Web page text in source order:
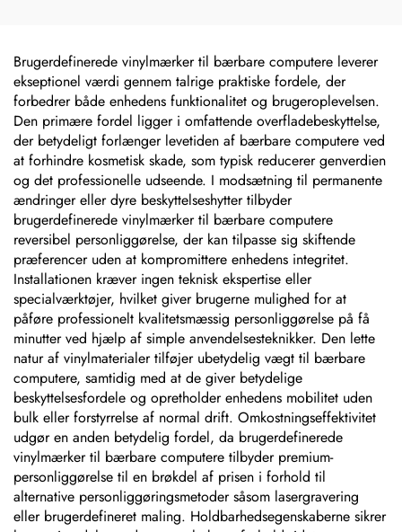
sticker
Brugerdefinerede vinylmærker til bærbare computere leverer
ekseptionel værdi gennem talrige praktiske fordele, der
forbedrer både enhedens funktionalitet og brugeroplevelsen.
Den primære fordel ligger i omfattende overfladebeskyttelse,
der betydeligt forlænger levetiden af bærbare computere ved
at forhindre kosmetisk skade, som typisk reducerer genverdien
og det professionelle udseende. I modsætning til permanente
ændringer eller dyre beskyttelseshytter tilbyder
brugerdefinerede vinylmærker til bærbare computere
reversibel personliggørelse, der kan tilpasse sig skiftende
præferencer uden at kompromittere enhedens integritet.
Installationen kræver ingen teknisk ekspertise eller
specialværktøjer, hvilket giver brugerne mulighed for at
påføre professionelt kvalitetsmæssig personliggørelse på få
minutter ved hjælp af simple anvendelsesteknikker. Den lette
natur af vinylmaterialer tilføjer ubetydelig vægt til bærbare
computere, samtidig med at de giver betydelige
beskyttelsesfordele og opretholder enhedens mobilitet uden
bulk eller forstyrrelse af normal drift. Omkostningseffektivitet
udgør en anden betydelig fordel, da brugerdefinerede
vinylmærker til bærbare computere tilbyder premium-
personliggørelse til en brøkdel af prisen i forhold til
alternative personliggøringsmetoder såsom lasergravering
eller brugerdefineret maling. Holdbarhedsegenskaberne sikrer